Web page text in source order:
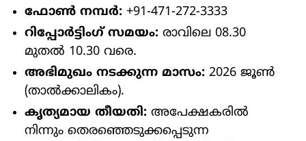
ഫോൺ നമ്പർ: +91-471-272-3333
റിപ്പോർട്ടിംഗ് സമയം: രാവിലെ 08.30
മുതൽ 10.30 വരെ.
അഭിമുഖം നടക്കുന്ന മാസം: 2026 ജൂൺ
(താൽക്കാലികം).
കൃത്യമായ തീയതി: അപേക്ഷകരിൽ
നിന്നും തെരഞ്ഞെടുക്കപ്പെടുന്ന